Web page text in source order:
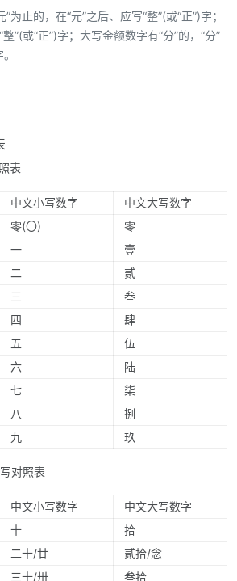
为止的，在“元”之后、应写“整”(或“正”)字；
”(或“正”)字；大写金额数字有“分”的，“分”
表
中文小写数字
中文大写数字
零(〇)
零
一
壹
二
贰
三
叁
四
肆
五
伍
六
陆
七
柒
八
捌
九 玖
对照表
中文小写数字
中文大写数字
十
拾
二十/廿
贰拾/念
三十/卅
叁拾